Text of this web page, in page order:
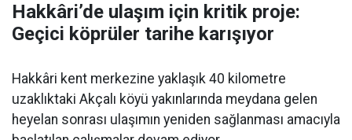
Hakkâri’de ulaşım için kritik proje:
Geçici köprüler tarihe karışıyor
Hakkâri kent merkezine yaklaşık 40 kilometre
uzaklıktaki Akçalı köyü yakınlarında meydana gelen
heyelan sonrası ulaşımın yeniden sağlanması amacıyla